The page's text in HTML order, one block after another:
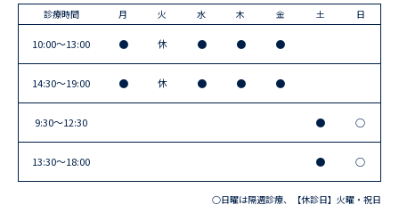
診療時間 月 火 水 木 金 土 日
10:00〜13:00 ● 休 ● ● ●
14:30〜19:00 ● 休 ● ● ●
9:30〜12:30 ● ○
13:30〜18:00 ● ○
○日曜は隔週診療、【休診日】火曜・祝日